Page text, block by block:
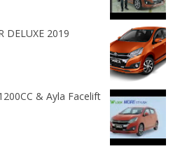
DELUXE 2019
& Ayla Facelift